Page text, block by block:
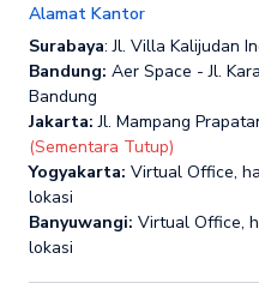
Alamat Kantor
Surabaya: Jl. Villa Kalijudan
Bandung: Aer Space - Jl.
Bandung
Jakarta: Jl. Mampang
(Sementara Tutup)
Yogyakarta: Virtual Office,
lokasi
Banyuwangi: Virtual Office,
lokasi